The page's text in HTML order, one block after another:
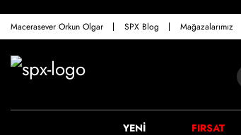
Macerasever Orkun Olgar SPX Blog Mağazalarımız
YENİ FIRSAT